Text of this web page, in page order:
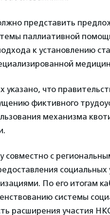
представить
паллиативной
к установлению
указано, что
фиктивного
механизма
совместно с
социальных
По его итогам
системы
расширения участия